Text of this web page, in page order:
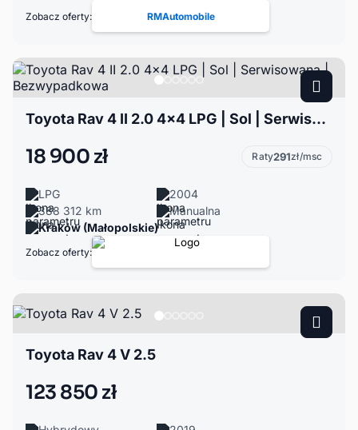
Zobacz oferty: RMAutomobile
Toyota Rav 4 II 2.0 4x4 LPG | Sol | Serwisowana | Bezwypadkowa
18 900 zł Raty291zł/msc
LPG
2004
388 312 km
Manualna
Kraków (Małopolskie)
Zobacz oferty:
Toyota Rav 4 V 2.5
123 850 zł